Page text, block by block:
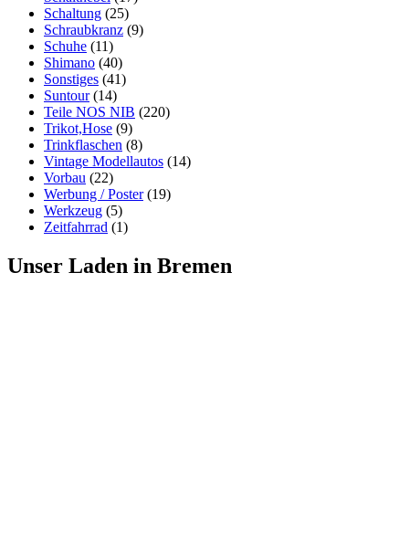
Schaltung (25)
Schraubkranz (9)
Schuhe (11)
Shimano (40)
Sonstiges (41)
Suntour (14)
Teile NOS NIB (220)
Trikot,Hose (9)
Trinkflaschen (8)
Vintage Modellautos (14)
Vorbau (22)
Werbung / Poster (19)
Werkzeug (5)
Zeitfahrrad (1)
Unser Laden in Bremen